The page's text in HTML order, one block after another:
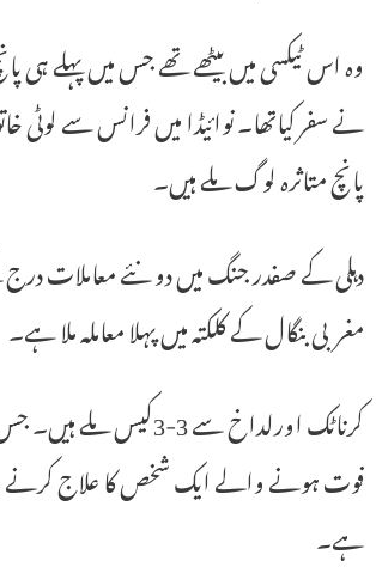
وہ اس ٹیکسی میں بیٹھے تھے جس میں پہلے ہی
نے سفر کیاتھا۔ نوائیڈا میں فرانس سے
پانچ متاثرہ لوگ ملے ہیں۔
دہلی کے صفدر جنگ میں دو نئے معاملات
مغربی بنگال کے کلکتہ میں پہلا معاملہ ملا ہے۔
کرناٹک اورلداخ سے 3-3کیس
فوت ہونے والے ایک شخص کا علاج کرنے
ہے۔